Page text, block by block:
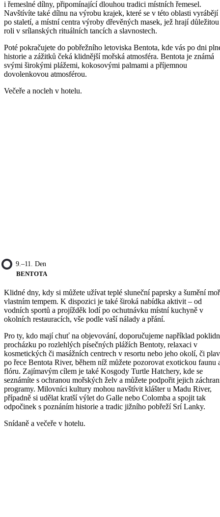
i řemeslné dílny, připomínající dlouhou tradici místních řemesel.
Navštívíte také dílnu na výrobu krajek, které se v této oblasti vyrábějí
po staletí, a místní centra výroby dřevěných masek, jež hrají důležitou
roli v srílanských rituálních tancích a slavnostech.
Poté pokračujete do pobřežního letoviska Bentota, kde vás po dni
historie a zážitků čeká klidnější mořská atmosféra. Bentota je známá
svými širokými plážemi, kokosovými palmami a příjemnou
dovolenkovou atmosférou.
Večeře a nocleh v hotelu.
9.–11. Den
BENTOTA
Klidné dny, kdy si můžete užívat teplé sluneční paprsky a šumění
vlastním tempem. K dispozici je také široká nabídka aktivit – od
vodních sportů a projížděk lodí po ochutnávku místní kuchyně v
okolních restauracích, vše podle vaší nálady a přání.
Pro ty, kdo mají chuť na objevování, doporučujeme například
procházku po rozlehlých písečných plážích Bentoty, relaxaci v
kosmetických či masážních centrech v resortu nebo jeho okolí, či
po řece Bentota River, během níž můžete pozorovat exotickou faunu
flóru. Zajímavým cílem je také Kosgody Turtle Hatchery, kde se
seznámíte s ochranou mořských želv a můžete podpořit jejich
programy. Milovníci kultury mohou navštívit klášter u Madu River,
případně si udělat kratší výlet do Galle nebo Colomba a spojit tak
odpočinek s poznáním historie a tradic jižního pobřeží Srí Lanky.
Snídaně a večeře v hotelu.